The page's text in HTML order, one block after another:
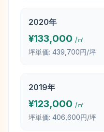
2020年
¥133,000 /㎡
坪単価: 439,700円/坪
2019年
¥123,000 /㎡
坪単価: 406,600円/坪